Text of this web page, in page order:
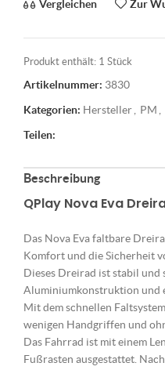
Vergleichen Zur
Produkt enthält: 1 Stück
Artikelnummer: 3830
Kategorien: Hersteller PM
Teilen:
Beschreibung
QPlay Nova Eva
Das Nova Eva faltbare
Komfort und die Sicherheit
Dieses Dreirad ist stabil und
Aluminiumkonstruktion und
Mit dem schnellen
wenigen Handgriffen und
Das Fahrrad ist mit einem
Fußrasten ausgestattet.